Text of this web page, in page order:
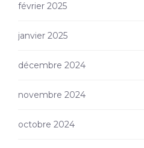
février 2025
janvier 2025
décembre 2024
novembre 2024
octobre 2024